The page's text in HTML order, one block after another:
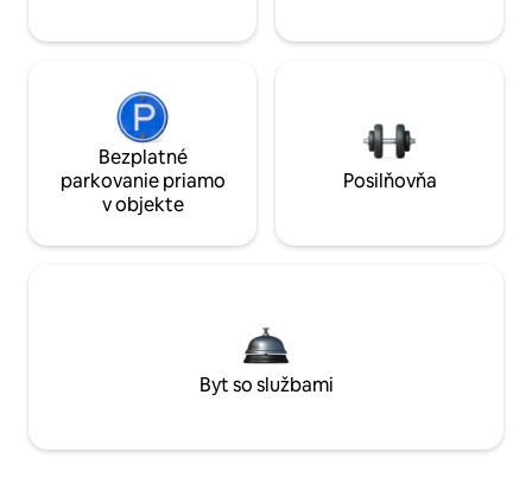
Bezplatné
parkovanie priamo
v objekte
Posilňovňa
Byt so službami